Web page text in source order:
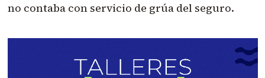
no contaba con servicio de grúa del seguro.